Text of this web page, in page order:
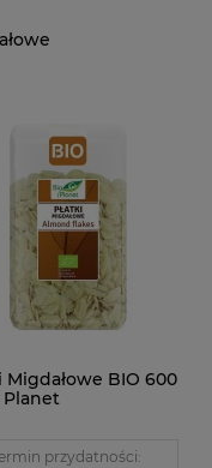
Migdałowe BIO 600
przydatności: